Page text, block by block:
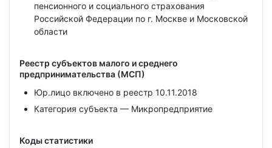
пенсионного и социального страхования
Российской Федерации по г. Москве и Московской
области
Реестр субъектов малого и среднего
предпринимательства (МСП)
Юр.лицо включено в реестр 10.11.2018
Категория субъекта — Микропредприятие
Коды статистики